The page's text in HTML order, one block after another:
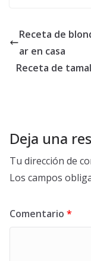
Receta de
ar en casa
Receta de
Deja una
Tu dirección de
Los campos
Comentario *